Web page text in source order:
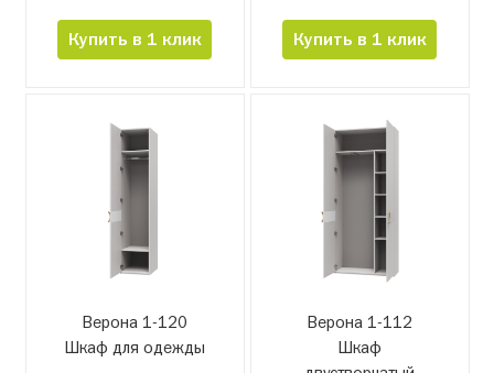
Купить в 1 клик Купить в 1 клик
Верона 1-120
Шкаф для одежды
Верона 1-112
Шкаф